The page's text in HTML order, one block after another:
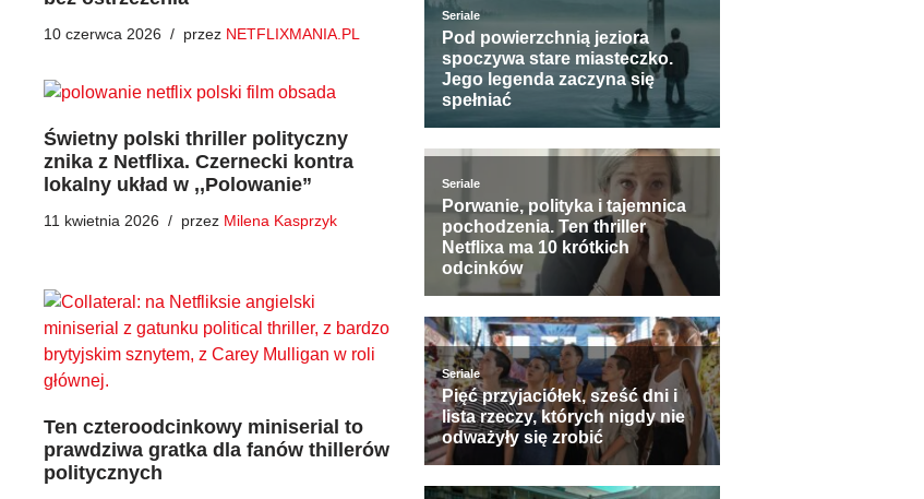
10 czerwca 2026 przez NETFLIXMANIA.PL
Świetny polski thriller polityczny
znika z Netflixa. Czernecki kontra
lokalny układ w ,,Polowanie”
11 kwietnia 2026 przez Milena Kasprzyk
Ten czteroodcinkowy miniserial to
prawdziwa gratka dla fanów thillerów
politycznych